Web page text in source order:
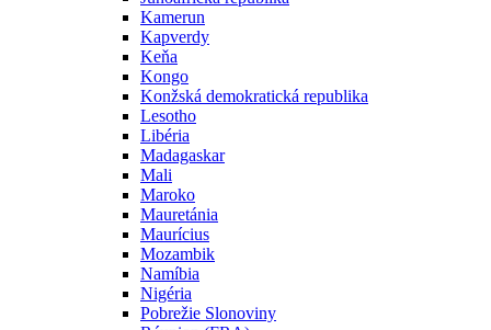
Kamerun
Kapverdy
Keňa
Kongo
Konžská demokratická republika
Lesotho
Libéria
Madagaskar
Mali
Maroko
Mauretánia
Maurícius
Mozambik
Namíbia
Nigéria
Pobrežie Slonoviny